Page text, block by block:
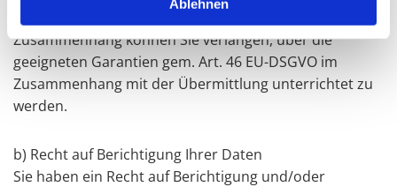
Ablehnen
Zusammenhang können Sie verlangen, über die
geeigneten Garantien gem. Art. 46 EU-DSGVO im
Zusammenhang mit der Übermittlung unterrichtet zu
werden.
b) Recht auf Berichtigung Ihrer Daten
Sie haben ein Recht auf Berichtigung und/oder